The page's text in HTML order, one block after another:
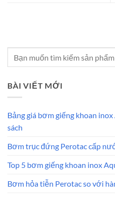
BÀI VIẾT MỚI
Bảng giá bơm giếng khoan
sách
Bơm trục đứng Perotac cấp
Top 5 bơm giếng khoan inox
Bơm hỏa tiễn Perotac so với